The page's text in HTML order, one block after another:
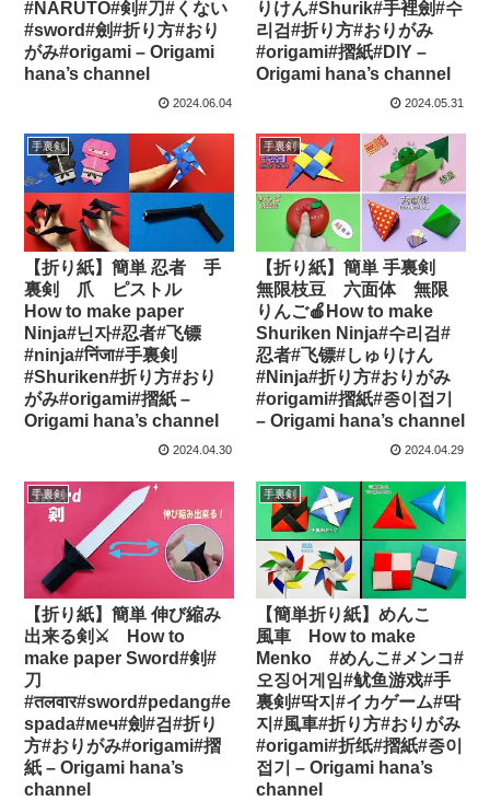
#NARUTO#剣#刀#くない
#sword#劍#折り方#おり
がみ#origami – Origami
hana’s channel
2024.06.04
りけん#Shurik#手裡劍#수
리검#折り方#おりがみ
#origami#摺紙#DIY –
Origami hana’s channel
2024.05.31
手裏剣
【折り紙】簡単 忍者 手
裏剣 爪 ピストル
How to make paper
Ninja#닌자#忍者#飞镖
#ninja#निंजा#手裏剣
#Shuriken#折り方#おり
がみ#origami#摺紙 –
Origami hana’s channel
2024.04.30
手裏剣
【折り紙】簡単 手裏剣
無限枝豆 六面体 無限
りんご🍎How to make
Shuriken Ninja#수리검#
忍者#飞镖#しゅりけん
#Ninja#折り方#おりがみ
#origami#摺紙#종이접기
– Origami hana’s channel
2024.04.29
手裏剣
【折り紙】簡単 伸び縮み
出来る剣⚔ How to
make paper Sword#剣#
刀
#तलवार#sword#pedang#e
spada#меч#劍#검#折り
方#おりがみ#origami#摺
紙 – Origami hana’s
channel
手裏剣
【簡単折り紙】めんこ
風車 How to make
Menko #めんこ#メンコ#
오징어게임#鱿鱼游戏#手
裏剣#딱지#イカゲーム#딱
지#風車#折り方#おりがみ
#origami#折纸#摺紙#종이
접기 – Origami hana’s
channel